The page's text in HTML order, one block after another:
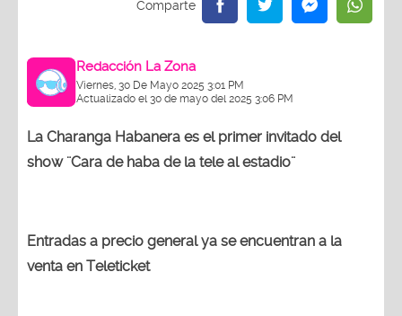
Redacción La Zona
Viernes, 30 De Mayo 2025 3:01 PM
Actualizado el 30 de mayo del 2025 3:06 PM
La Charanga Habanera es el primer invitado del
show ¨Cara de haba de la tele al estadio¨
Entradas a precio general ya se encuentran a la
venta en Teleticket